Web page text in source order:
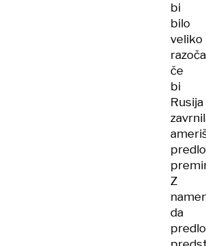
bi
bilo
veliko
če
bi
Rusija
Z
da